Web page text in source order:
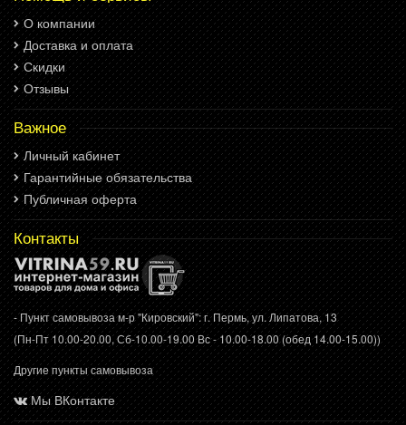
О компании
Доставка и оплата
Скидки
Отзывы
Важное
Личный кабинет
Гарантийные обязательства
Публичная оферта
Контакты
- Пункт самовывоза м-р "Кировский": г. Пермь, ул. Липатова, 13
(Пн-Пт 10.00-20.00, Сб-10.00-19.00 Вс - 10.00-18.00 (обед 14.00-15.00))
Другие пункты самовывоза
Мы ВКонтакте